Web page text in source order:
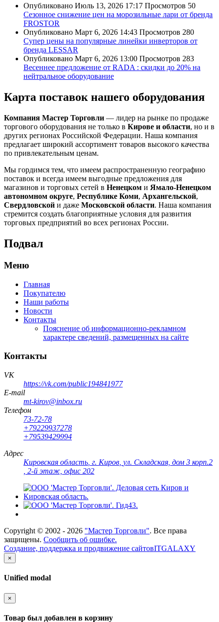
Опубликовано Июль 13, 2026 17:17 Просмотров 50
Сезонное снижение цен на морозильные лари от бренда
FROSTOR
Опубликовано Март 6, 2026 14:43 Просмотров 280
Супер цены на популярные линейки инверторов от
бренда LESSAR
Опубликовано Март 6, 2026 13:00 Просмотров 283
Весеннее предложение от RADA : скидки до 20% на
нейтральное оборудование
Карта поставок нашего оборудования
Компания Мастер Торговли — лидер на рынке по продаже
торгового оборудования не только в Кирове и области, но и в
других регионах Российской Федерации. Наша компания
предлагает широкий ассортимент товаров высокого качества
по привлекательным ценам.
Мы гордимся тем, что имеем распространенную географию
поставок и всегда имеем выгодные предложения для
магазинов и торговых сетей в Ненецком и Ямало-Ненецком
автономном округе, Республике Коми, Архангельской,
Свердловской и даже Московской области. Наша компания
стремится создать благоприятные условия для развития
торговых предприятий во всех регионах России.
Подвал
Меню
Главная
Покупателю
Наши работы
Новости
Контакты
Пояснение об информационно-рекламном
характере сведений, размещенных на сайте
Контакты
VK
https://vk.com/public194841977
E-mail
mt-kirov@inbox.ru
Телефон
73-72-78
+79229937278
+79539429994
Адрес
Кировская область г. Киров ул. Складская, дом 3 корп.2
, 2-й этаж, офис 202
Copyright © 2002 - 2026 "Мастер Торговли". Все права
защищены. Сообщить об ошибке.
Создание, поддержка и продвижение сайтовITGALAXY
×
Unified modal
×
Товар был добавлен в корзину